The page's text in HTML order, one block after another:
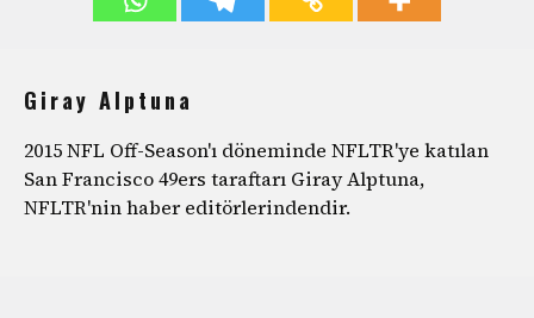
Giray Alptuna
2015 NFL Off-Season'ı döneminde NFLTR'ye katılan
San Francisco 49ers taraftarı Giray Alptuna,
NFLTR'nin haber editörlerindendir.